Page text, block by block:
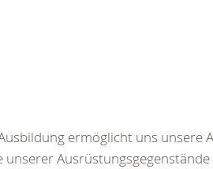
ermöglicht uns unsere
unserer